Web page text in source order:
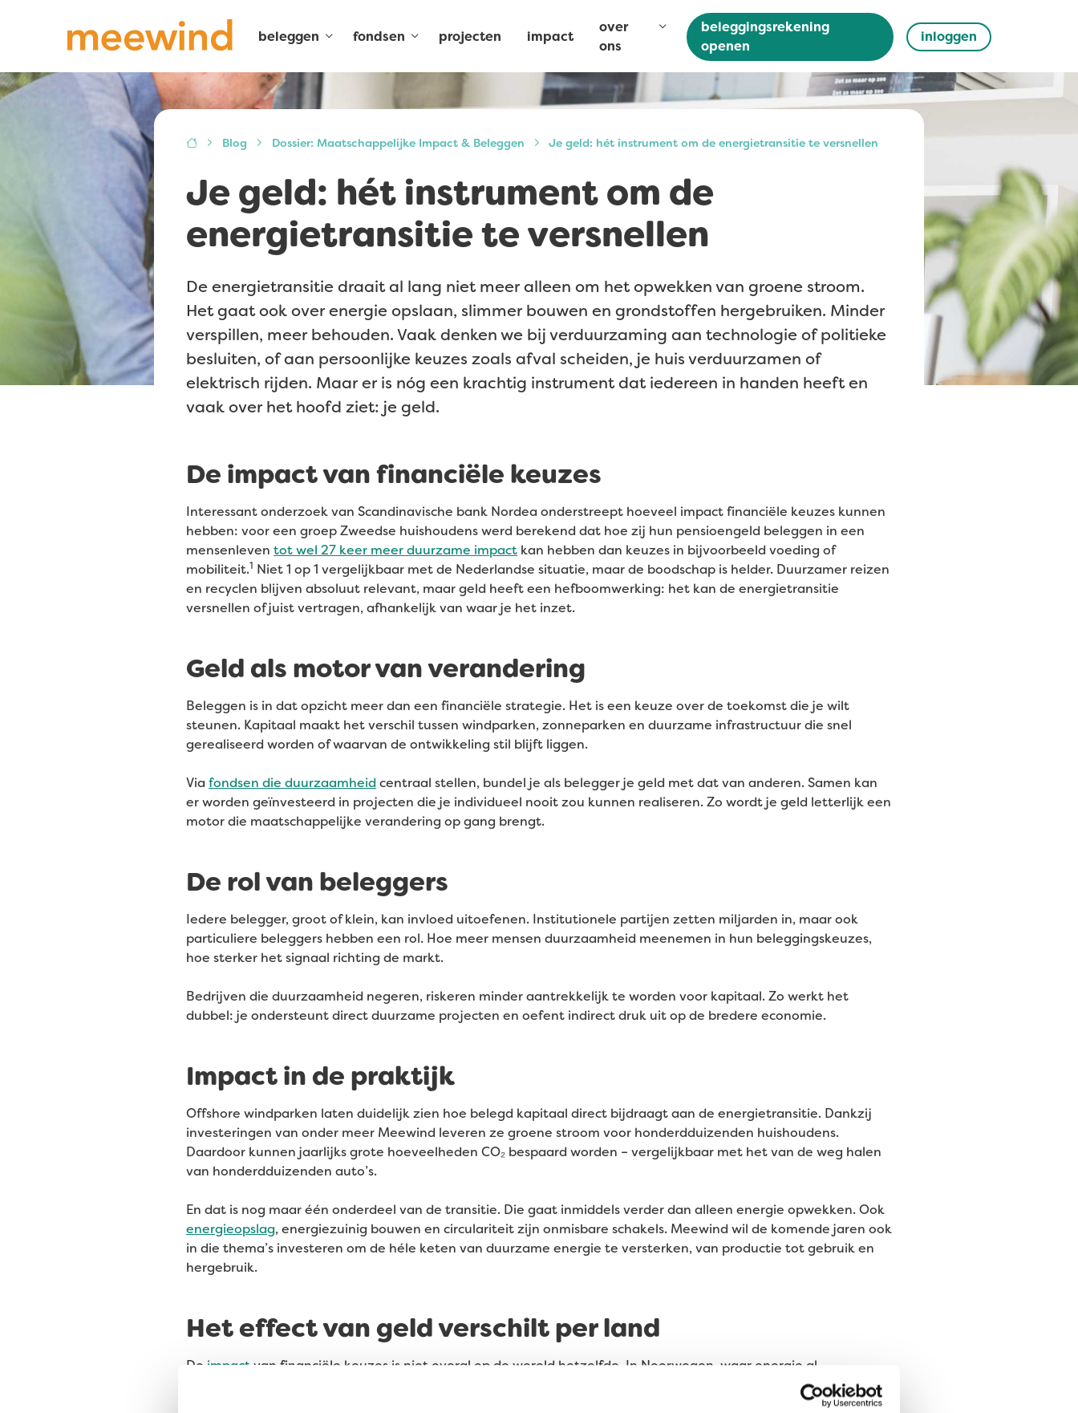
beleggen fondsen projecten impact
over
ons
beleggingsrekening
openen
inloggen
Blog Dossier: Maatschappelijke Impact & Beleggen Je geld: hét instrument om de energietransitie te versnellen
Je geld: hét instrument om de
energietransitie te versnellen
De energietransitie draait al lang niet meer alleen om het opwekken van groene stroom.
Het gaat ook over energie opslaan, slimmer bouwen en grondstoffen hergebruiken. Minder
verspillen, meer behouden. Vaak denken we bij verduurzaming aan technologie of politieke
besluiten, of aan persoonlijke keuzes zoals afval scheiden, je huis verduurzamen of
elektrisch rijden. Maar er is nóg een krachtig instrument dat iedereen in handen heeft en
vaak over het hoofd ziet: je geld.
De impact van financiële keuzes
Interessant onderzoek van Scandinavische bank Nordea onderstreept hoeveel impact financiële keuzes kunnen
hebben: voor een groep Zweedse huishoudens werd berekend dat hoe zij hun pensioengeld beleggen in een
mensenleven tot wel 27 keer meer duurzame impact kan hebben dan keuzes in bijvoorbeeld voeding of
mobiliteit.1 Niet 1 op 1 vergelijkbaar met de Nederlandse situatie, maar de boodschap is helder. Duurzamer reizen
en recyclen blijven absoluut relevant, maar geld heeft een hefboomwerking: het kan de energietransitie
versnellen of juist vertragen, afhankelijk van waar je het inzet.
Geld als motor van verandering
Beleggen is in dat opzicht meer dan een financiële strategie. Het is een keuze over de toekomst die je wilt
steunen. Kapitaal maakt het verschil tussen windparken, zonneparken en duurzame infrastructuur die snel
gerealiseerd worden of waarvan de ontwikkeling stil blijft liggen.
Via fondsen die duurzaamheidcentraal stellen, bundel je als belegger je geld met dat van anderen. Samen kan
er worden geïnvesteerd in projecten die je individueel nooit zou kunnen realiseren. Zo wordt je geld letterlijk een
motor die maatschappelijke verandering op gang brengt.
De rol van beleggers
Iedere belegger, groot of klein, kan invloed uitoefenen. Institutionele partijen zetten miljarden in, maar ook
particuliere beleggers hebben een rol. Hoe meer mensen duurzaamheid meenemen in hun beleggingskeuzes,
hoe sterker het signaal richting de markt.
Bedrijven die duurzaamheid negeren, riskeren minder aantrekkelijk te worden voor kapitaal. Zo werkt het
dubbel: je ondersteunt direct duurzame projecten en oefent indirect druk uit op de bredere economie.
Impact in de praktijk
Offshore windparken laten duidelijk zien hoe belegd kapitaal direct bijdraagt aan de energietransitie. Dankzij
investeringen van onder meer Meewind leveren ze groene stroom voor honderdduizenden huishoudens.
Daardoor kunnen jaarlijks grote hoeveelheden CO₂ bespaard worden – vergelijkbaar met het van de weg halen
van honderdduizenden auto’s.
En dat is nog maar één onderdeel van de transitie. Die gaat inmiddels verder dan alleen energie opwekken. Ook
energieopslag, energiezuinig bouwen en circulariteit zijn onmisbare schakels. Meewind wil de komende jaren ook
in die thema’s investeren om de héle keten van duurzame energie te versterken, van productie tot gebruik en
hergebruik.
Het effect van geld verschilt per land
De impact van financiële keuzes is niet overal op de wereld hetzelfde. In Noorwegen, waar energie al
grotendeels uit waterkracht komt, levert een investering in hernieuwbare energie bijvoorbeeld een ander effect
-reductie nog veel